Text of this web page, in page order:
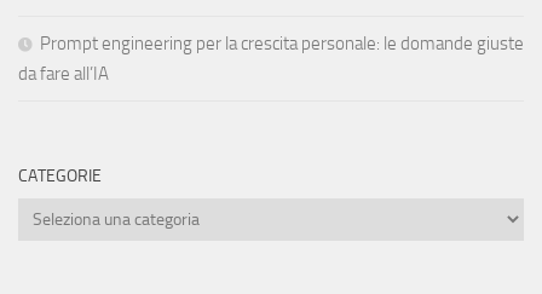
Prompt engineering per la crescita personale: le domande giuste
da fare all’IA
CATEGORIE
Categorie